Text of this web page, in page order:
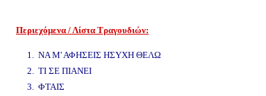
Περιεχόμενα / Λίστα Τραγουδιών:
1. ΝΑ Μ' ΑΦΗΣΕΙΣ ΗΣΥΧΗ ΘΕΛΩ
2. ΤΙ ΣΕ ΠΙΑΝΕΙ
3. ΦΤΑΙΣ